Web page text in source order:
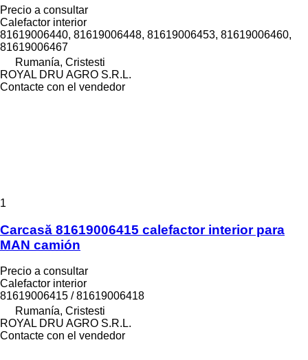
Precio a consultar
Calefactor interior
81619006440, 81619006448, 81619006453, 81619006460,
81619006467
Rumanía, Cristesti
ROYAL DRU AGRO S.R.L.
Contacte con el vendedor
1
Carcasă 81619006415 calefactor interior para
MAN camión
Precio a consultar
Calefactor interior
81619006415 / 81619006418
Rumanía, Cristesti
ROYAL DRU AGRO S.R.L.
Contacte con el vendedor